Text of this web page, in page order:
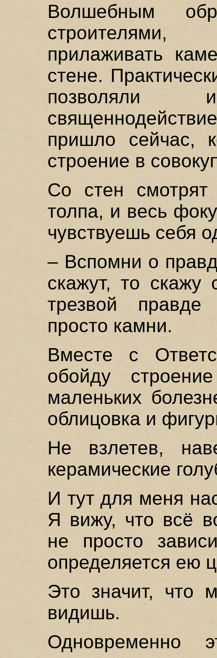
Волшебным
прилаживать
стене.
пришло сейчас,
строение в
Со стен
толпа, и весь
чувствуешь себя
– Вспомни о
скажут, то
трезвой
просто камни.
Вместе с
обойду
маленьких
облицовка и
Не взлетев,
керамические
И тут для меня
Я вижу, что всё
не просто
определяется ею
Это значит, что
видишь.
Одновременно